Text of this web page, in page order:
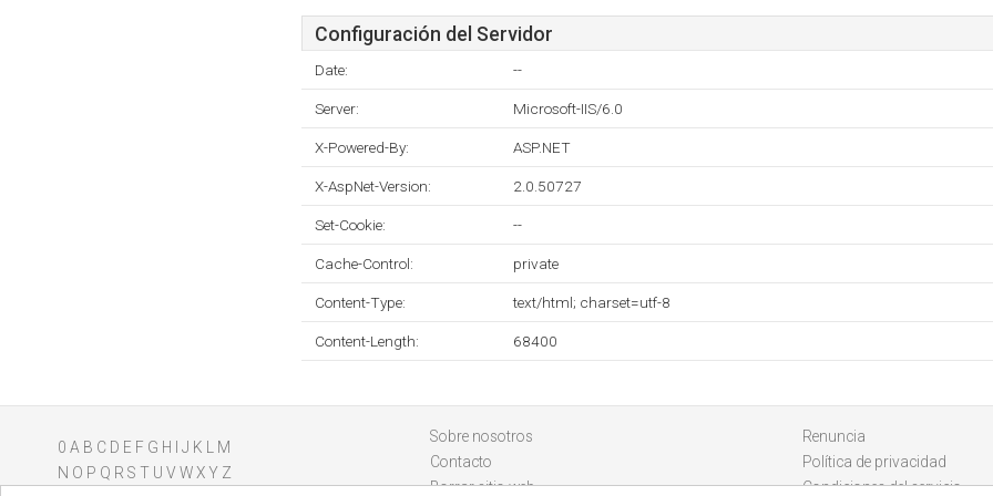
Configuración del Servidor
Date: --
Server: Microsoft-IIS/6.0
X-Powered-By: ASP.NET
X-AspNet-Version: 2.0.50727
Set-Cookie: --
Cache-Control: private
Content-Type: text/html; charset=utf-8
Content-Length: 68400
0 A B C D E F G H J K
M
N O P Q R S T U V WXY Z
Sobre nosotros
Contacto
Borrar sitio web
Renuncia
Política de privacidad
Condiciones del servicio